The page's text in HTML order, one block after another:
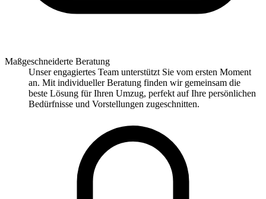
Maßgeschneiderte Beratung
Unser engagiertes Team unterstützt Sie vom ersten Moment
an. Mit individueller Beratung finden wir gemeinsam die
beste Lösung für Ihren Umzug, perfekt auf Ihre persönlichen
Bedürfnisse und Vorstellungen zugeschnitten.